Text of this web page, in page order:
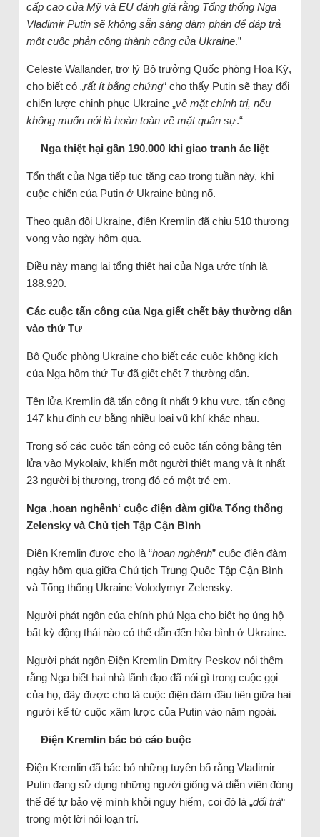
cấp cao của Mỹ và EU đánh giá rằng Tổng thống Nga
Vladimir Putin sẽ không sẵn sàng đàm phán để đáp trả
một cuộc phản công thành công của Ukraine.”
Celeste Wallander, trợ lý Bộ trưởng Quốc phòng Hoa Kỳ,
cho biết có „rất ít bằng chứng“ cho thấy Putin sẽ thay đổi
chiến lược chinh phục Ukraine „về mặt chính trị, nếu
không muốn nói là hoàn toàn về mặt quân sự.“
Nga thiệt hại gần 190.000 khi giao tranh ác liệt
Tổn thất của Nga tiếp tục tăng cao trong tuần này, khi
cuộc chiến của Putin ở Ukraine bùng nổ.
Theo quân đội Ukraine, điện Kremlin đã chịu 510 thương
vong vào ngày hôm qua.
Điều này mang lại tổng thiệt hại của Nga ước tính là
188.920.
Các cuộc tấn công của Nga giết chết bảy thường dân
vào thứ Tư
Bộ Quốc phòng Ukraine cho biết các cuộc không kích
của Nga hôm thứ Tư đã giết chết 7 thường dân.
Tên lửa Kremlin đã tấn công ít nhất 9 khu vực, tấn công
147 khu định cư bằng nhiều loại vũ khí khác nhau.
Trong số các cuộc tấn công có cuộc tấn công bằng tên
lửa vào Mykolaiv, khiến một người thiệt mạng và ít nhất
23 người bị thương, trong đó có một trẻ em.
Nga ‚hoan nghênh‘ cuộc điện đàm giữa Tổng thống
Zelensky và Chủ tịch Tập Cận Bình
Điện Kremlin được cho là “hoan nghênh” cuộc điện đàm
ngày hôm qua giữa Chủ tịch Trung Quốc Tập Cận Bình
và Tổng thống Ukraine Volodymyr Zelensky.
Người phát ngôn của chính phủ Nga cho biết họ ủng hộ
bất kỳ động thái nào có thể dẫn đến hòa bình ở Ukraine.
Người phát ngôn Điện Kremlin Dmitry Peskov nói thêm
rằng Nga biết hai nhà lãnh đạo đã nói gì trong cuộc gọi
của họ, đây được cho là cuộc điện đàm đầu tiên giữa hai
người kể từ cuộc xâm lược của Putin vào năm ngoái.
Điện Kremlin bác bỏ cáo buộc
Điện Kremlin đã bác bỏ những tuyên bố rằng Vladimir
Putin đang sử dụng những người giống và diễn viên đóng
thế để tự bảo vệ mình khỏi nguy hiểm, coi đó là „dối trá“
trong một lời nói loạn trí.